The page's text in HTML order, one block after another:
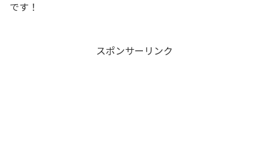
です！
スポンサーリンク